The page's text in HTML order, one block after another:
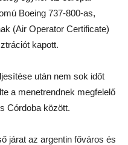
Boeing 737-800-as,
(Air Operator Certificate)
kapott.
után nem sok időt
a menetrendnek megfelelő
Córdoba között.
járat az argentin főváros és